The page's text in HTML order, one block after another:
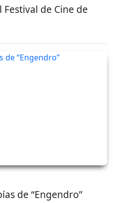
de Cine de
de “Engendro”